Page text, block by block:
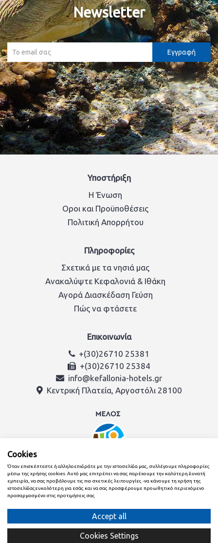
Newsletter
Υποστήριξη
Η Ένωση
Οροι και Προϋποθέσεις
Πολιτική Απορρήτου
Πληροφορίες
Σχετικά με τα νησιά μας
Ανακαλύψτε Κεφαλονιά & Ιθάκη
Αγορά Διασκέδαση Γεύση
Πώς να φτάσετε
Επικοινωνία
+(30)26710 25381
+(30)26710 25384
info@kefallonia-hotels.gr
Κεντρική Πλατεία, Αργοστόλι 28100
Κεφαλονιάς & Ιθάκης
Cookies
Όταν επισκέπτεστε ή αλληλοεπιδράτε με την ιστοσελίδα μας, συλλέγουμε πληροφορίες
μέσω της χρήσης cookies. Αυτό μας επιτρέπει να σας παρέχουμε την καλύτερη δυνατή
εμπειρία, να σας προβάλουμε τις πιο σχετικές λειτουργίες -να κάνουμε τη χρήση της
ιστοσελίδαςευκολότερη για εσάς και να σας προσφέρουμε προωθητικό περιεχόμενο
προσαρμοσμένο στις προτιμήσεις σας
Cookies Settings